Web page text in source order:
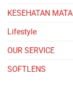
KESEHATAN MATA
Lifestyle
OUR SERVICE
SOFTLENS